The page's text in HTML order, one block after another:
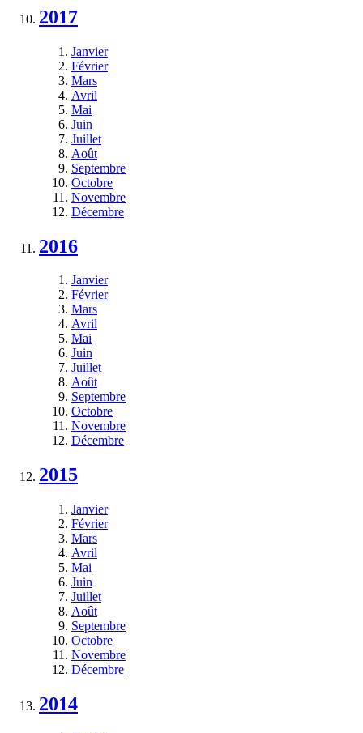
2017
Janvier
Février
Mars
Avril
Mai
Juin
Juillet
Août
Septembre
Octobre
Novembre
Décembre
2016
Janvier
Février
Mars
Avril
Mai
Juin
Juillet
Août
Septembre
Octobre
Novembre
Décembre
2015
Janvier
Février
Mars
Avril
Mai
Juin
Juillet
Août
Septembre
Octobre
Novembre
Décembre
2014